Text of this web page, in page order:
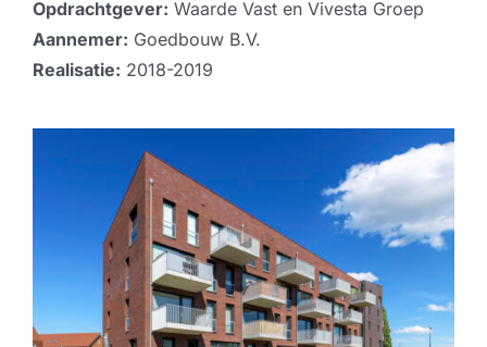
Opdrachtgever: Waarde Vast en Vivesta Groep
Aannemer: Goedbouw B.V.
Realisatie: 2018-2019